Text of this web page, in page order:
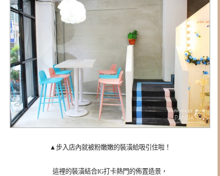
▲ 步入店內就被粉嫩嫩的裝潢給吸引住啦！
這裡的裝潢結合IG打卡熱門的佈置造景，